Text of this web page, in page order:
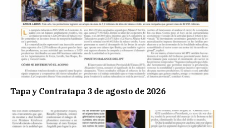
Tapa y Contratapa 3 de agosto de 2026